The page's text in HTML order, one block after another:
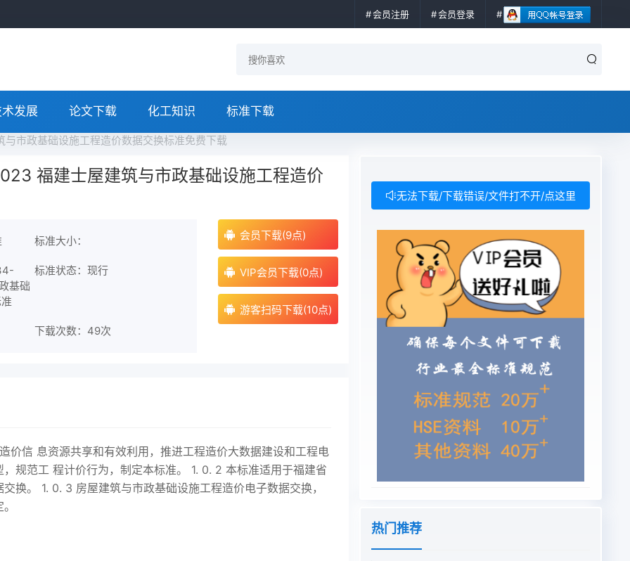
会员注册 会员登录
发展 论文下载 化工知识 标准下载
市政基础设施工程造价数据交换标准免费下载
福建士屋建筑与市政基础设施工程造价
标准大小：
基础
标准状态：现行
下载次数： 49次
会员下载(9点)
VIP会员下载(0点)
游客扫码下载(10点)
价信 息资源共享和有效利用，推进工程造价大数据建设和工程电
规范工 程计价行为，制定本标准。 1. 0. 2 本标准适用于福建省
换。 1. 0. 3 房屋建筑与市政基础设施工程造价电子数据交换，
无法下载/下载错误/文件打不开/点这里
热门推荐